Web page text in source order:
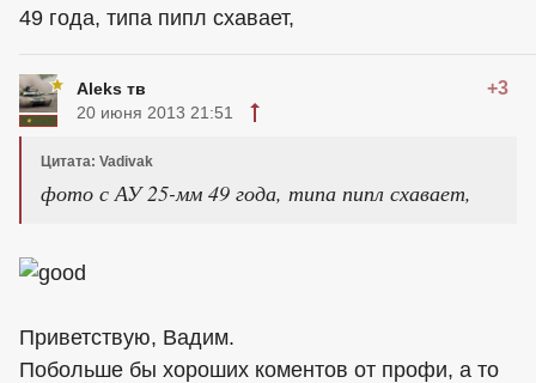
49 года, типа пипл схавает,
Aleks тв +3
20 июня 2013 21:51
Цитата: Vadivak
фото с АУ 25-мм 49 года, типа пипл схавает,
Приветствую, Вадим.
Побольше бы хороших коментов от профи, а то